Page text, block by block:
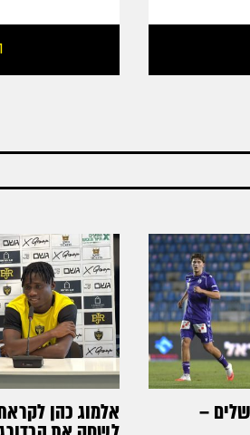
– אלמוג כהן